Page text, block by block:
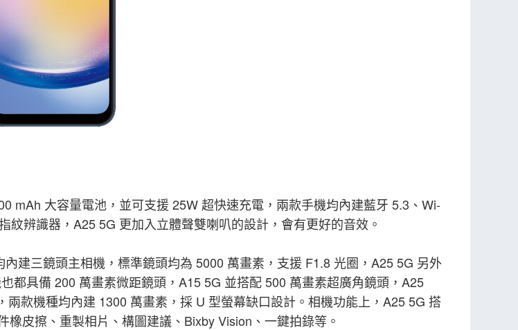
mAh 大容量電池，並可支援 25W 超快速充電，兩款手機均內建藍牙 5.3、Wi-
紋辨識器，A25 5G 更加入立體聲雙喇叭的設計，會有更好的音效。
建三鏡頭主相機，標準鏡頭均為 5000 萬畫素，支援 F1.8 光圈，A25 5G 另外
都具備 200 萬畫素微距鏡頭，A15 5G 並搭配 500 萬畫素超廣角鏡頭，A25
兩款機種均內建 1300 萬畫素，採 U 型螢幕缺口設計。相機功能上，A25 5G 搭
橡皮擦、重製相片、構圖建議、Bixby Vision、一鍵拍錄等。